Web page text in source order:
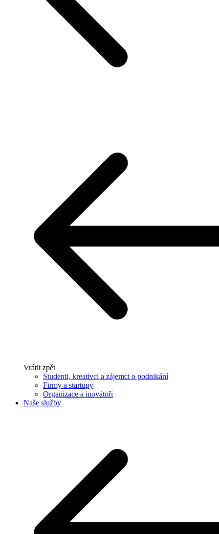
Vrátit zpět
Studenti, kreativci a zájemci o podnikání
Firmy a startupy
Organizace a inovátoři
Naše služby